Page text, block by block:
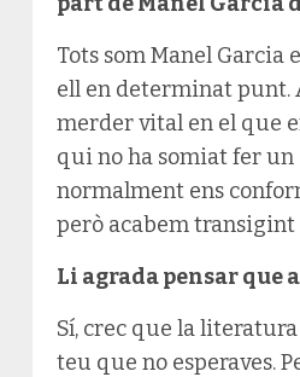
Tots som Manel
ell en determinat punt.
merder vital en el que
qui no ha somiat fer un
normalment ens
però acabem transigint
Li agrada pensar que
Sí, crec que la
teu que no esperaves.